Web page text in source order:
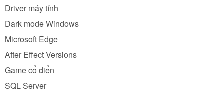
Driver máy tính
Dark mode Windows
Microsoft Edge
After Effect Versions
Game cổ điển
SQL Server